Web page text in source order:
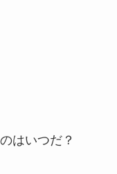
はいつだ？